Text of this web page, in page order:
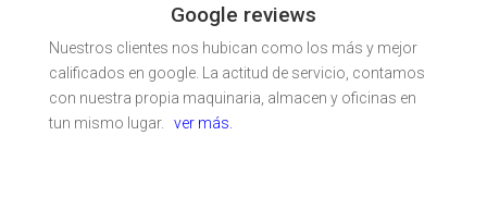
Google reviews
Nuestros clientes nos hubican como los más y mejor
calificados en google. La actitud de servicio, contamos
con nuestra propia maquinaria, almacen y oficinas en
tun mismo lugar.
ver más.